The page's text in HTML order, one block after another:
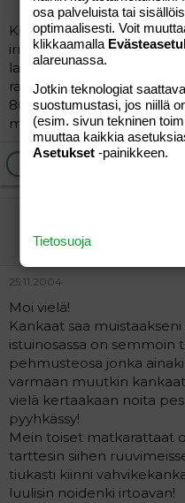
Kiitos! lisäkysymyksiä tuli
irrotettava ja
lapsi kuin lapsi siihen asti
rattaissa? Meidän tyttö
80cm. Onko vaunut
matkarattaat voivat olla?
Ilmoita asiaton viesti
Jäsen
25.11.2004
Moi vielä!
Kankaat saa
istuinosassa on semmoin
pehmusteosa jonka
varmaan muutkin
vielä kertaakaan noita
pyyhkässy!
Mein toiset matkarattaat
tarttesin siihen
tiukasti kiinni
luulisin noidenki irtoavan!
osa palveluista tai
optimaalisesti. Voit
klikkaamalla
alareunassa.
Jotkin teknologiat
suostumustasi, jos niillä
(esim. sivun tekninen
muuttaa kaikkia
Asetukset -painikkeen.
Tietosuoja